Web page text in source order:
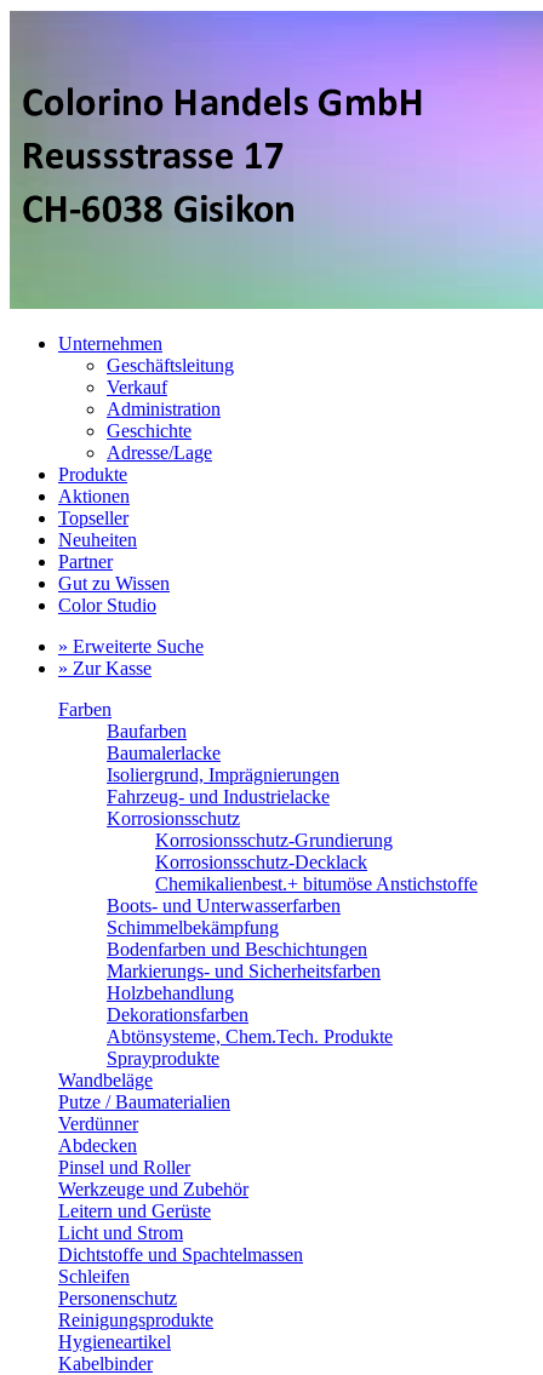
Unternehmen
Geschäftsleitung
Verkauf
Administration
Geschichte
Adresse/Lage
Produkte
Aktionen
Topseller
Neuheiten
Partner
Gut zu Wissen
Color Studio
» Erweiterte Suche
» Zur Kasse
Farben
Baufarben
Baumalerlacke
Isoliergrund, Imprägnierungen
Fahrzeug- und Industrielacke
Korrosionsschutz
Korrosionsschutz-Grundierung
Korrosionsschutz-Decklack
Chemikalienbest.+ bitumöse Anstichstoffe
Boots- und Unterwasserfarben
Schimmelbekämpfung
Bodenfarben und Beschichtungen
Markierungs- und Sicherheitsfarben
Holzbehandlung
Dekorationsfarben
Abtönsysteme, Chem.Tech. Produkte
Sprayprodukte
Wandbeläge
Putze / Baumaterialien
Verdünner
Abdecken
Pinsel und Roller
Werkzeuge und Zubehör
Leitern und Gerüste
Licht und Strom
Dichtstoffe und Spachtelmassen
Schleifen
Personenschutz
Reinigungsprodukte
Hygieneartikel
Kabelbinder